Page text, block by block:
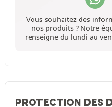
Vous souhaitez des
nos produits ? Notre
renseigne du lundi au
PROTECTION DES